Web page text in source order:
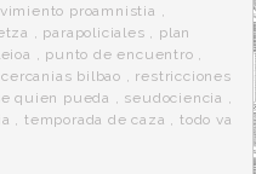
proamnistia
parapoliciales
plan
punto de encuentro
bilbao
restricciones
quien pueda seudociencia
,temporada de caza ,todo va